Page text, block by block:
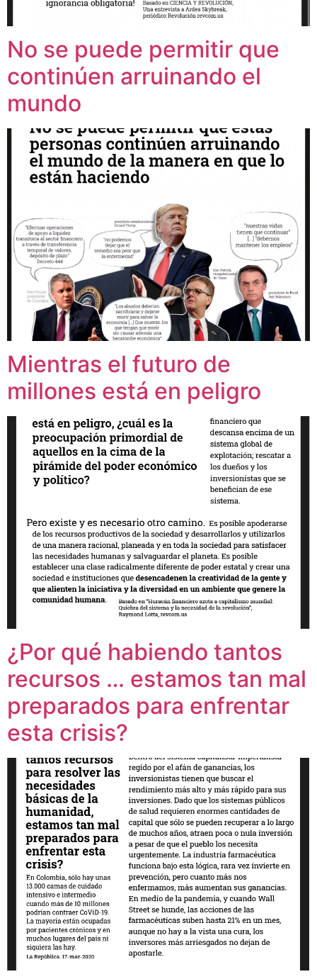
No se puede permitir que
continúen arruinando el
mundo
Mientras el futuro de
millones está en peligro
¿Por qué habiendo tantos
recursos … estamos tan mal
preparados para enfrentar
esta crisis?